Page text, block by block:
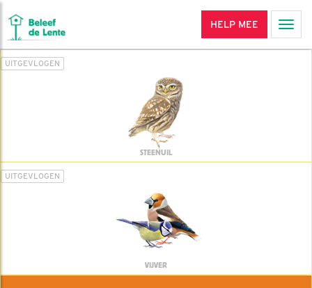
HELP MEE
UITGEVLOGEN
STEENUIL
UITGEVLOGEN
VIJVER